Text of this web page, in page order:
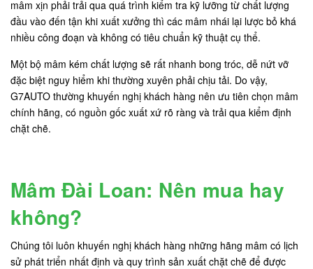
mâm xịn phải trải qua quá trình kiểm tra kỹ lưỡng từ chất lượng
đầu vào đến tận khi xuất xưởng thì các mâm nhái lại lược bỏ khá
nhiều công đoạn và không có tiêu chuẩn kỹ thuật cụ thể.
Một bộ mâm kém chất lượng sẽ rất nhanh bong tróc, dễ nứt vỡ
đặc biệt nguy hiểm khi thường xuyên phải chịu tải. Do vậy,
G7AUTO thường khuyến nghị khách hàng nên ưu tiên chọn mâm
chính hãng, có nguồn gốc xuất xứ rõ ràng và trải qua kiểm định
chặt chẽ.
Mâm Đài Loan: Nên mua hay
không?
Chúng tôi luôn khuyến nghị khách hàng những hãng mâm có lịch
sử phát triển nhất định và quy trình sản xuất chặt chẽ để được